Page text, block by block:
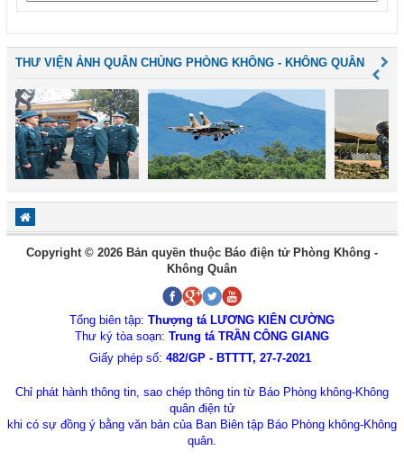
THƯ VIỆN ẢNH QUÂN CHỦNG PHÒNG KHÔNG - KHÔNG QUÂN
Copyright © 2026 Bản quyền thuộc Báo điện tử Phòng Không -
Không Quân
Tổng biên tập: Thượng tá LƯƠNG KIÊN CƯỜNG
Thư ký tòa soạn: Trung tá TRẦN CÔNG GIANG
Giấy phép số: 482/GP - BTTTT, 27-7-2021
Chỉ phát hành thông tin, sao chép thông tin từ Báo Phòng không-Không
quân điện tử
khi có sự đồng ý bằng văn bản của Ban Biên tập Báo Phòng không-Không
quân.